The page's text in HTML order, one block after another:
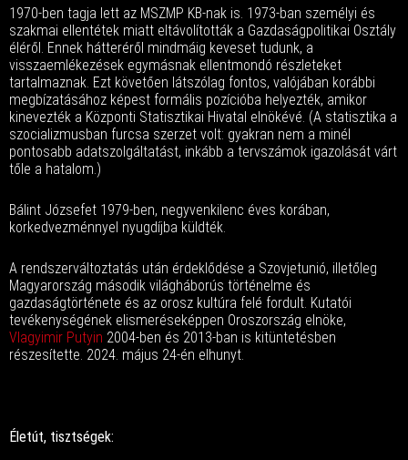
1970-ben tagja lett az MSZMP KB-nak is. 1973-ban személyi és
szakmai ellentétek miatt eltávolították a Gazdaságpolitikai Osztály
éléről. Ennek hátteréről mindmáig keveset tudunk, a
visszaemlékezések egymásnak ellentmondó részleteket
tartalmaznak. Ezt követően látszólag fontos, valójában korábbi
megbízatásához képest formális pozícióba helyezték, amikor
kinevezték a Központi Statisztikai Hivatal elnökévé. (A statisztika a
szocializmusban furcsa szerzet volt: gyakran nem a minél
pontosabb adatszolgáltatást, inkább a tervszámok igazolását várt
tőle a hatalom.)
Bálint Józsefet 1979-ben, negyvenkilenc éves korában,
korkedvezménnyel nyugdíjba küldték.
A rendszerváltoztatás után érdeklődése a Szovjetunió, illetőleg
Magyarország második világháborús történelme és
gazdaságtörténete és az orosz kultúra felé fordult. Kutatói
tevékenységének elismeréseképpen Oroszország elnöke,
Vlagyimir Putyin 2004-ben és 2013-ban is kitüntetésben
részesítette. 2024. május 24-én elhunyt.
Életút, tisztségek: